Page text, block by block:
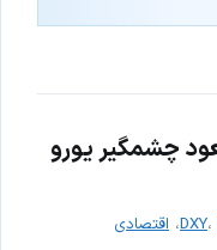
چشمگیر یورو
DXY، ، اقتصادی